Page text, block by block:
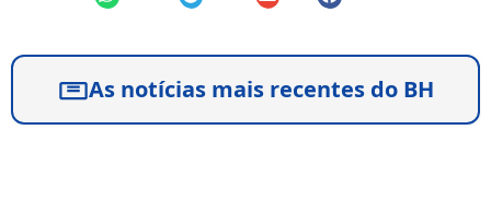
As notícias mais recentes do BH